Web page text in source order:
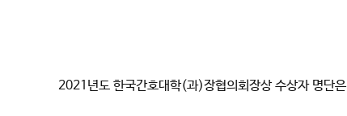
2021년도 한국간호대학(과)장협의회장상 수상자 명단은